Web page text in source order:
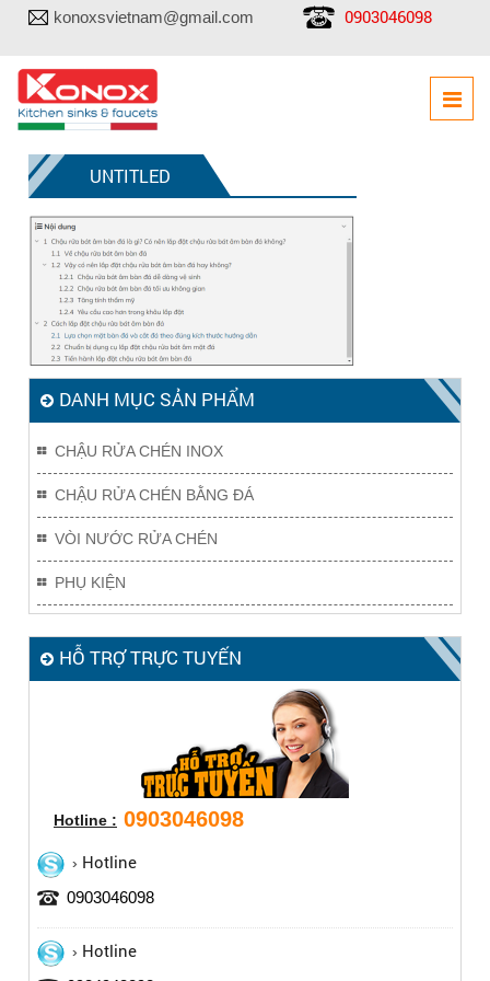
konoxsvietnam@gmail.com 0903046098
UNTITLED
DANH MỤC SẢN PHẨM
CHẬU RỬA CHÉN INOX
CHẬU RỬA CHÉN BẰNG ĐÁ
VÒI NƯỚC RỬA CHÉN
PHỤ KIỆN
HỖ TRỢ TRỰC TUYẾN
Hotline : 0903046098
Hotline
0903046098
Hotline